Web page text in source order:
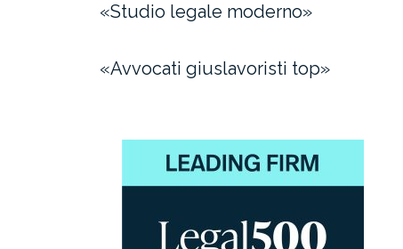
«Studio legale moderno»
«Avvocati giuslavoristi top»